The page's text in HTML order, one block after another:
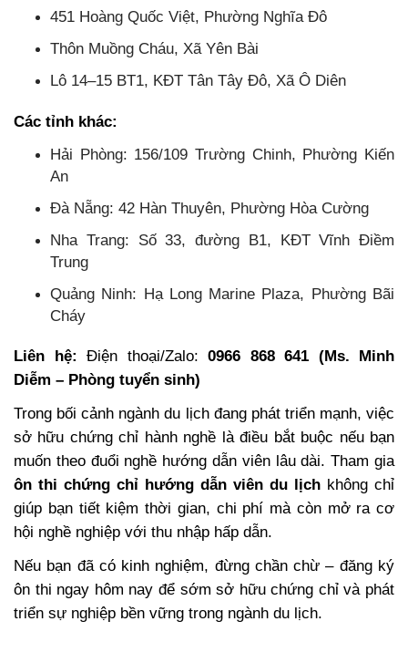
451 Hoàng Quốc Việt, Phường Nghĩa Đô
Thôn Muồng Cháu, Xã Yên Bài
Lô 14–15 BT1, KĐT Tân Tây Đô, Xã Ô Diên
Các tỉnh khác:
Hải Phòng: 156/109 Trường Chinh, Phường Kiến
An
Đà Nẵng: 42 Hàn Thuyên, Phường Hòa Cường
Nha Trang: Số 33, đường B1, KĐT Vĩnh Điềm
Trung
Quảng Ninh: Hạ Long Marine Plaza, Phường Bãi
Cháy
Liên hệ: Điện thoại/Zalo: 0966 868 641 (Ms. Minh
Diễm – Phòng tuyển sinh)
Trong bối cảnh ngành du lịch đang phát triển mạnh, việc
sở hữu chứng chỉ hành nghề là điều bắt buộc nếu bạn
muốn theo đuổi nghề hướng dẫn viên lâu dài. Tham gia
ôn thi chứng chỉ hướng dẫn viên du lịch không chỉ
giúp bạn tiết kiệm thời gian, chi phí mà còn mở ra cơ
hội nghề nghiệp với thu nhập hấp dẫn.
Nếu bạn đã có kinh nghiệm, đừng chần chừ – đăng ký
ôn thi ngay hôm nay để sớm sở hữu chứng chỉ và phát
triển sự nghiệp bền vững trong ngành du lịch.